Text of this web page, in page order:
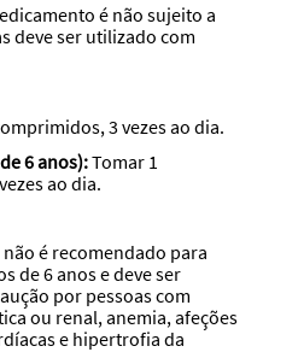
é não sujeito a
deve ser utilizado com
3 vezes ao dia.
6 anos):Tomar 1
ao dia.
é recomendado para
de 6 anos e deve ser
por pessoas com
ou renal, anemia, afeções
e hipertrofia da